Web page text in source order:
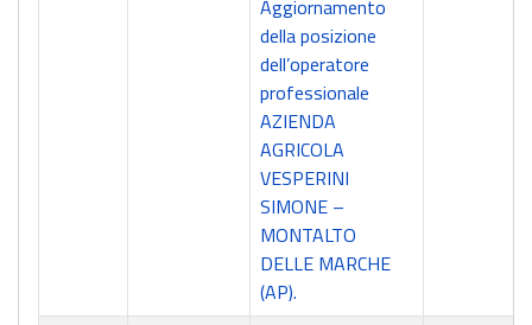
Aggiornamento
della posizione
dell’operatore
professionale
AZIENDA
AGRICOLA
VESPERINI
SIMONE –
MONTALTO
DELLE MARCHE
(AP).